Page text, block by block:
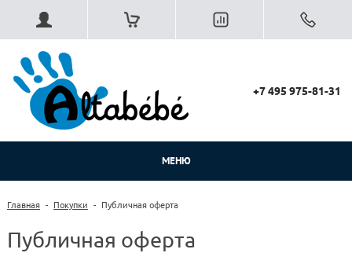
+7 495 975-81-31
МЕНЮ
Главная - Покупки - Публичная оферта
Публичная оферта